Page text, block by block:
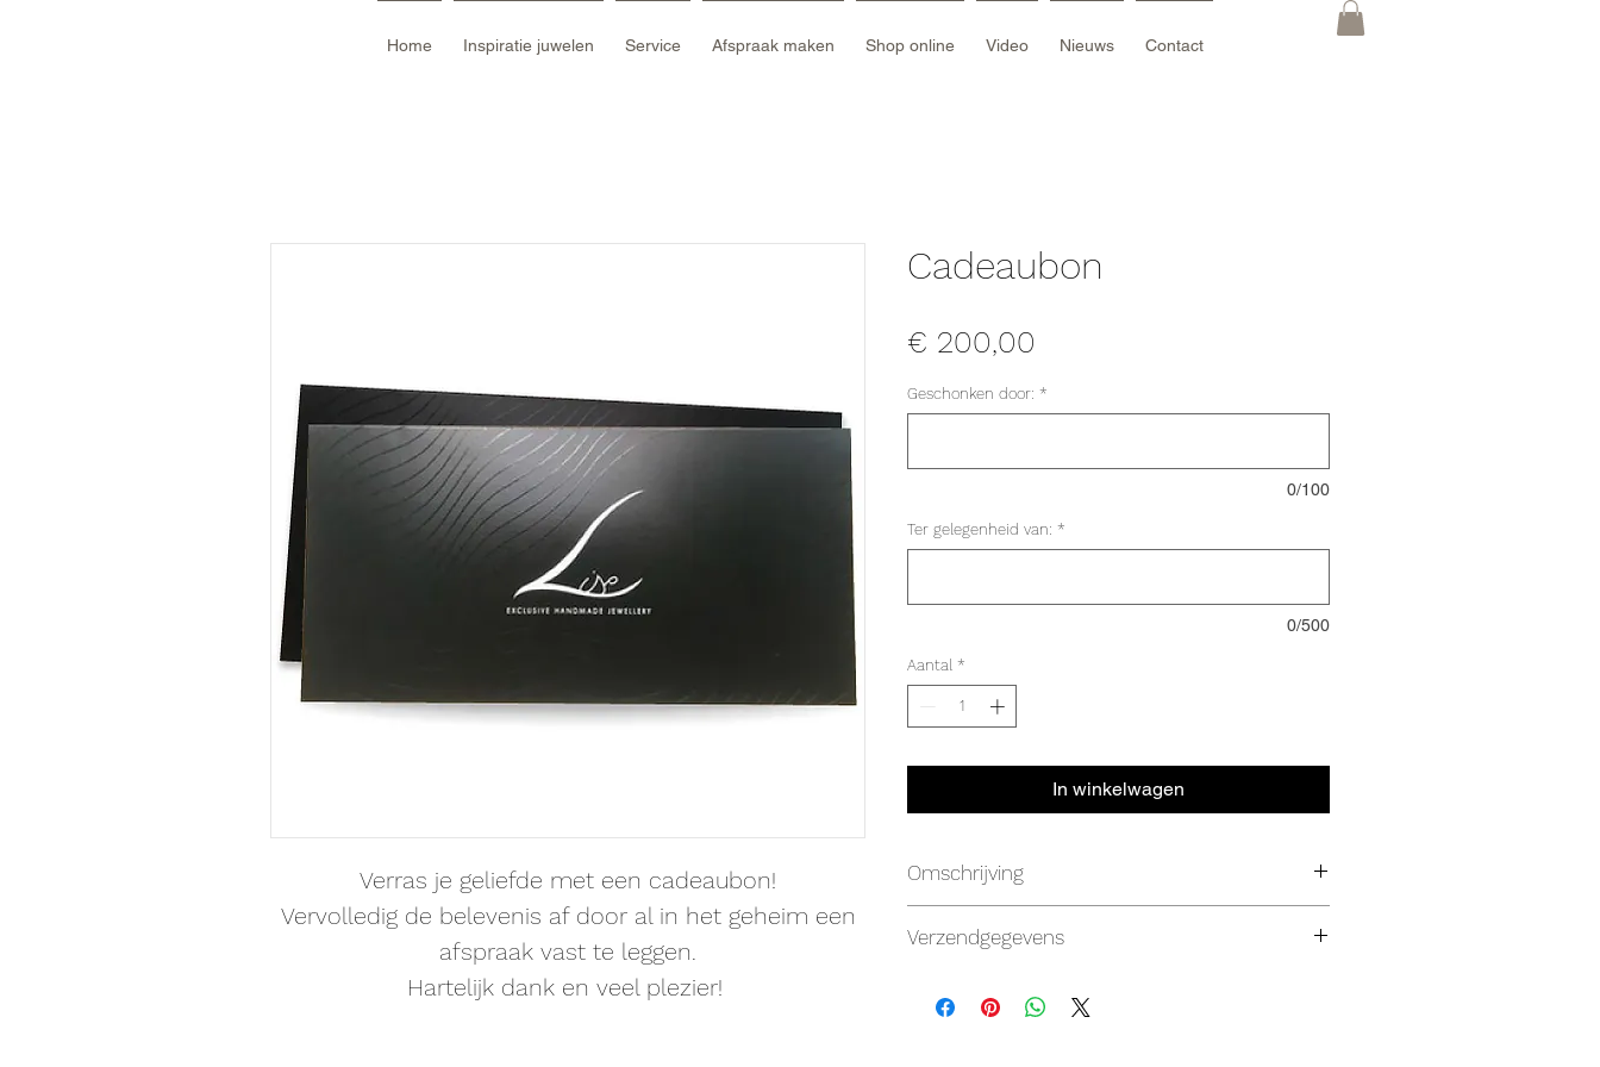
Home Inspiratie juwelen Service Afspraak maken Shop online Video Nieuws Contact
Verras je geliefde met een cadeaubon!
Vervolledig de belevenis af door al in het geheim een
afspraak vast te leggen.
Hartelijk dank en veel plezier!
Cadeaubon
€ 200,00
Geschonken door: *
0/100
Ter gelegenheid van: *
0/500
Aantal *
In winkelwagen
Omschrijving
jaar geldig.
Verzendgegevens
worden in De Pinte. Dit kan meestal nog de dag